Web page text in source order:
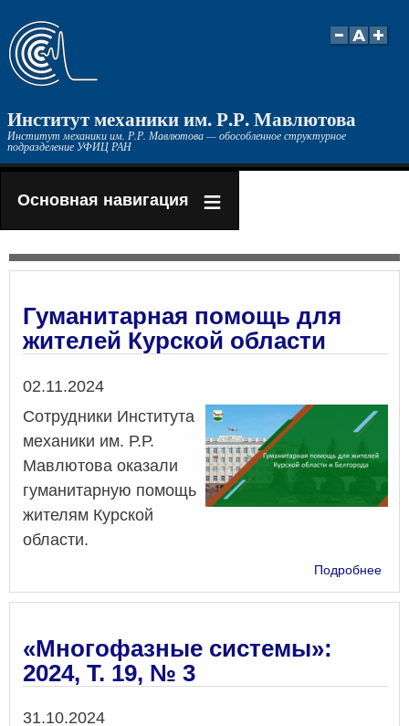
Перейти
основному
Институт механики им. Р.Р. Мавлютова
Институт механики им. Р.Р. Мавлютова — обособленное структурное
подразделение УФИЦ РАН
Основная навигация
Гуманитарная помощь для
жителей Курской области
Дата
02.11.2024
Сотрудники Института
механики им. Р.Р.
Мавлютова оказали
гуманитарную помощь
жителям Курской
области.
Подробнее
«Многофазные системы»:
2024, Т. 19, № 3
Дата
31.10.2024